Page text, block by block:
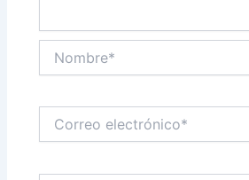
electrónico*